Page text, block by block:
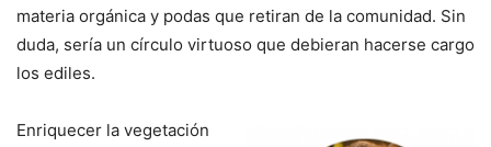
materia orgánica y podas que retiran de la comunidad. Sin
duda, sería un círculo virtuoso que debieran hacerse cargo
los ediles.
Enriquecer la vegetación